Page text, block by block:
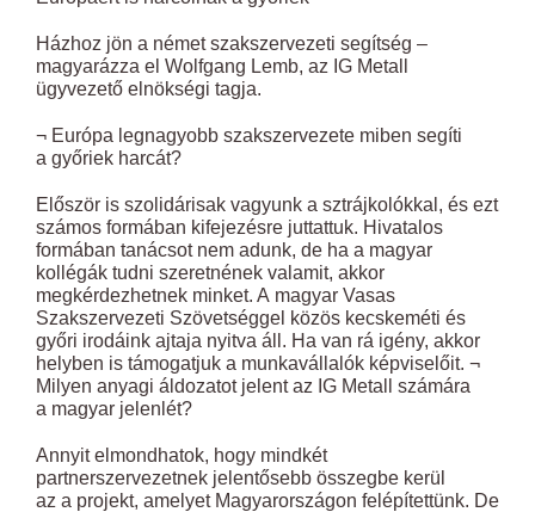
Házhoz jön a német szakszervezeti segítség –
magyarázza el Wolfgang Lemb, az IG Metall
ügyvezető elnökségi tagja.
¬ Európa legnagyobb szakszervezete miben segíti
a győriek harcát?
Először is szolidárisak vagyunk a sztrájkolókkal, és ezt
számos formában kifejezésre juttattuk. Hivatalos
formában tanácsot nem adunk, de ha a magyar
kollégák tudni szeretnének valamit, akkor
megkérdezhetnek minket. A magyar Vasas
Szakszervezeti Szövetséggel közös kecskeméti és
győri irodáink ajtaja nyitva áll. Ha van rá igény, akkor
helyben is támogatjuk a munkavállalók képviselőit. ¬
Milyen anyagi áldozatot jelent az IG Metall számára
a magyar jelenlét?
Annyit elmondhatok, hogy mindkét
partnerszervezetnek jelentősebb összegbe kerül
az a projekt, amelyet Magyarországon felépítettünk. De